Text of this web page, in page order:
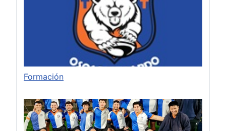
Formación